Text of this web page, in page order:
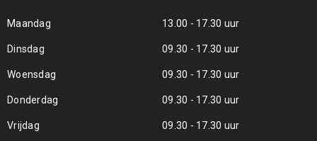
Maandag 13.00 - 17.30 uur
Dinsdag 09.30 - 17.30 uur
Woensdag 09.30 - 17.30 uur
Donderdag 09.30 - 17.30 uur
Vrijdag 09.30 - 17.30 uur